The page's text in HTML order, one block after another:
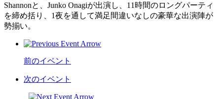
Shannonと、Junko Onagiが出演し、11時間のロングパーティ
を締め括り、1夜を通して満足間違いなしの豪華な出演陣が
勢揃い。
前のイベント
次のイベント